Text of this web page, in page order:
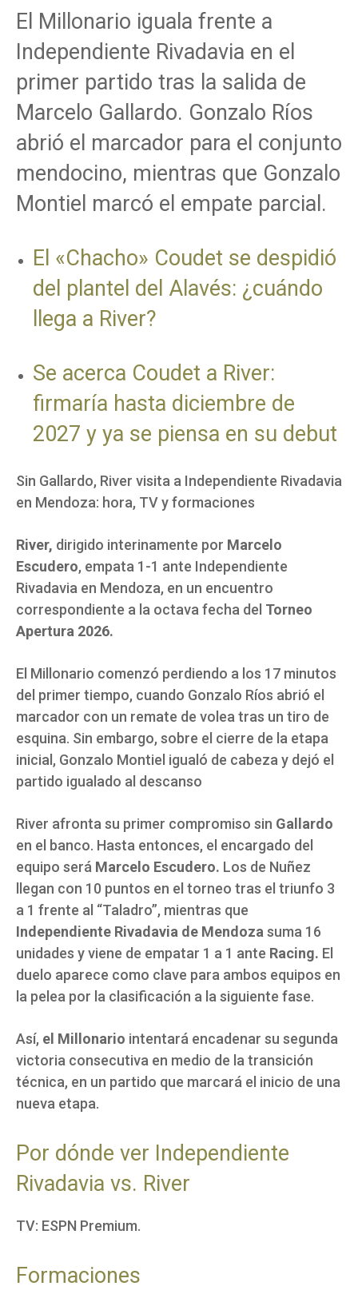
El Millonario iguala frente a
Independiente Rivadavia en el
primer partido tras la salida de
Marcelo Gallardo. Gonzalo Ríos
abrió el marcador para el conjunto
mendocino, mientras que Gonzalo
Montiel marcó el empate parcial.
El «Chacho» Coudet se despidió
del plantel del Alavés: ¿cuándo
llega a River?
Se acerca Coudet a River:
firmaría hasta diciembre de
2027 y ya se piensa en su debut
Sin Gallardo, River visita a Independiente Rivadavia
en Mendoza: hora, TV y formaciones
River, dirigido interinamente por Marcelo
Escudero, empata 1-1 ante Independiente
Rivadavia en Mendoza, en un encuentro
correspondiente a la octava fecha del Torneo
Apertura 2026.
El Millonario comenzó perdiendo a los 17 minutos
del primer tiempo, cuando Gonzalo Ríos abrió el
marcador con un remate de volea tras un tiro de
esquina. Sin embargo, sobre el cierre de la etapa
inicial, Gonzalo Montiel igualó de cabeza y dejó el
partido igualado al descanso
River afronta su primer compromiso sin Gallardo
en el banco. Hasta entonces, el encargado del
equipo será Marcelo Escudero. Los de Nuñez
llegan con 10 puntos en el torneo tras el triunfo 3
a 1 frente al “Taladro”, mientras que
Independiente Rivadavia de Mendoza suma 16
unidades y viene de empatar 1 a 1 ante Racing. El
duelo aparece como clave para ambos equipos en
la pelea por la clasificación a la siguiente fase.
Así, el Millonario intentará encadenar su segunda
victoria consecutiva en medio de la transición
técnica, en un partido que marcará el inicio de una
nueva etapa.
Por dónde ver Independiente
Rivadavia vs. River
TV: ESPN Premium.
Formaciones